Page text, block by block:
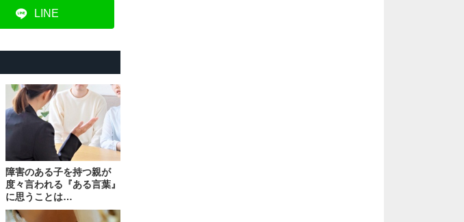
LINE
障害のある子を持つ親が
度々言われる『ある言葉』
に思うことは…